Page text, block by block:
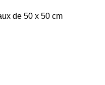
de 50 x 50 cm